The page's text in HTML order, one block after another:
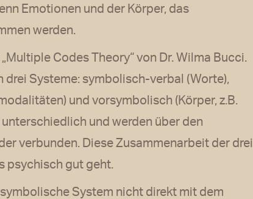
Emotionen und der Körper, das
werden.
Codes Theory“ von Dr. Wilma Bucci.
Systeme: symbolisch-verbal (Worte),
und vorsymbolisch (Körper, z.B.
und werden über den
verbunden. Diese Zusammenarbeit der drei
psychisch gut geht.
System nicht direkt mit dem